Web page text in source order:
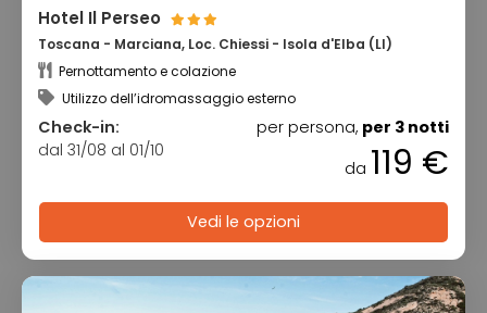
Hotel Il Perseo
Toscana - Marciana, Loc. Chiessi - Isola d'Elba (LI)
Pernottamento e colazione
Utilizzo dell’idromassaggio esterno
Check-in:
dal 31/08 al 01/10
per persona, per 3 notti
da 119 €
Vedi le opzioni